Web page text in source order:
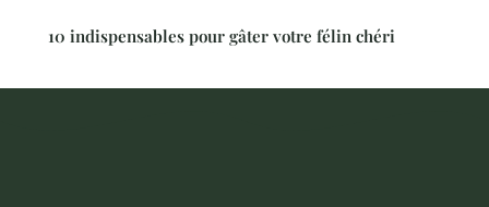
10 indispensables pour gâter votre félin chéri